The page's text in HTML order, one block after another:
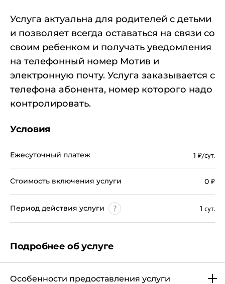
Услуга актуальна для родителей с детьми
и позволяет всегда оставаться на связи со
своим ребенком и получать уведомления
на телефонный номер Мотив и
электронную почту. Услуга заказывается с
телефона абонента, номер которого надо
контролировать.
Условия
Ежесуточный платеж 1 ₽/сут.
Стоимость включения услуги 0 ₽
Период действия услуги 1 сут.
Подробнее об услуге
Особенности предоставления услуги